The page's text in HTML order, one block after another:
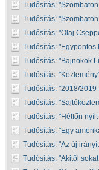
Tudósítás:
Tudósítás:
Tudósítás: Olaj
Tudósítás:
Egypontos
Tudósítás:
Bajnokok
Tudósítás:
Közlemény
Tudósítás: 2018/
Tudósítás:
Tudósítás:
Hétfőn
Tudósítás:
Egy
Tudósítás: Az új
Tudósítás: Akitől